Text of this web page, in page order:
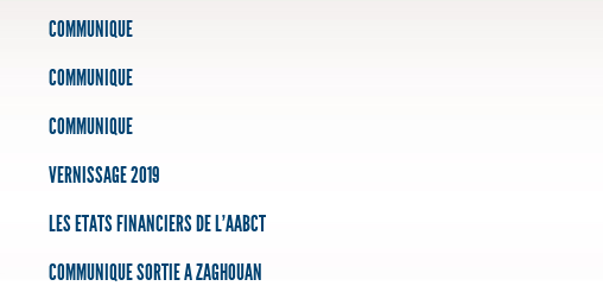
COMMUNIQUE
COMMUNIQUE
COMMUNIQUE
VERNISSAGE 2019
LES ETATS FINANCIERS DE L'AABCT
COMMUNIQUE SORTIE A ZAGHOUAN